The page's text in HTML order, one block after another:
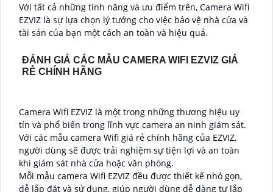
Với tất cả những tính năng và ưu điểm trên, Camera Wifi
EZVIZ là sự lựa chọn lý tưởng cho việc bảo vệ nhà cửa và
tài sản của bạn một cách an toàn và hiệu quả.
ĐÁNH GIÁ CÁC MẪU CAMERA WIFI EZVIZ GIÁ
RẺ CHÍNH HÃNG
Camera Wifi EZVIZ là một trong những thương hiệu uy
tín và phổ biến trong lĩnh vực camera an ninh giám sát.
Với các mẫu camera Wifi giá rẻ chính hãng của EZVIZ,
người dùng sẽ được trải nghiệm sự tiện lợi và an toàn
khi giám sát nhà cửa hoặc văn phòng.
Mỗi mẫu camera Wifi EZVIZ đều được thiết kế nhỏ gọn,
dễ lắp đặt và sử dụng, giúp người dùng dễ dàng tự lắp